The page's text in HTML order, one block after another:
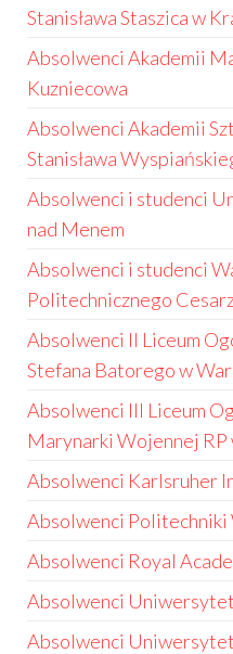
Stanisława Staszica w
Absolwenci Akademii
Kuzniecowa
Absolwenci Akademii
Stanisława
Absolwenci i studenci
nad Menem
Absolwenci i studenci
Politechnicznego
Absolwenci II Liceum
Stefana Batorego w
Absolwenci III Liceum
Marynarki Wojennej RP
Absolwenci Karlsruher
Absolwenci Politechniki
Absolwenci Royal
Absolwenci
Absolwenci